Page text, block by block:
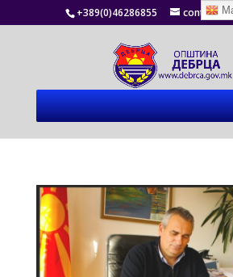
+389(0)46286855